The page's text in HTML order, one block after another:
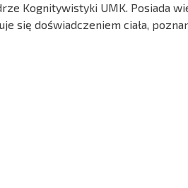
Kognitywistyki UMK. Posiada
się doświadczeniem ciała,